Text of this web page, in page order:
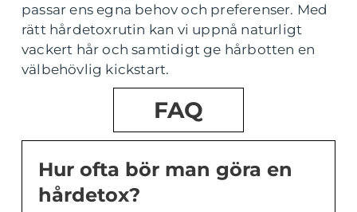
passar ens egna behov och preferenser. Med
rätt hårdetoxrutin kan vi uppnå naturligt
vackert hår och samtidigt ge hårbotten en
välbehövlig kickstart.
FAQ
Hur ofta bör man göra en
hårdetox?